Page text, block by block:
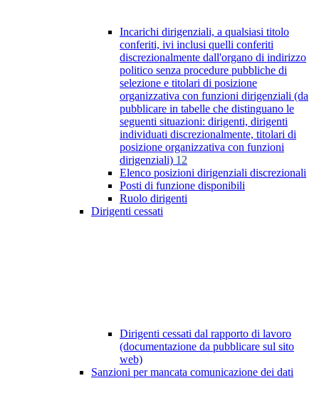
Incarichi dirigenziali, a qualsiasi titolo
conferiti, ivi inclusi quelli conferiti
discrezionalmente dall'organo di indirizzo
politico senza procedure pubbliche di
selezione e titolari di posizione
organizzativa con funzioni dirigenziali (da
pubblicare in tabelle che distinguano le
seguenti situazioni: dirigenti, dirigenti
individuati discrezionalmente, titolari di
posizione organizzativa con funzioni
dirigenziali) 12
Elenco posizioni dirigenziali discrezionali
Posti di funzione disponibili
Ruolo dirigenti
Dirigenti cessati
Dirigenti cessati dal rapporto di lavoro
(documentazione da pubblicare sul sito
web)
Sanzioni per mancata comunicazione dei dati